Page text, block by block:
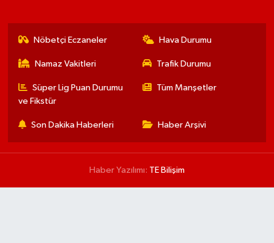
Nöbetçi Eczaneler Hava Durumu
Namaz Vakitleri Trafik Durumu
Süper Lig Puan Durumu
ve Fikstür
Tüm Manşetler
Son Dakika Haberleri Haber Arşivi
Haber Yazılımı: TE Bilişim